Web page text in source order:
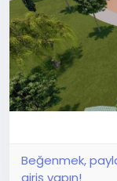
Beğenmek,
giriş yapın!